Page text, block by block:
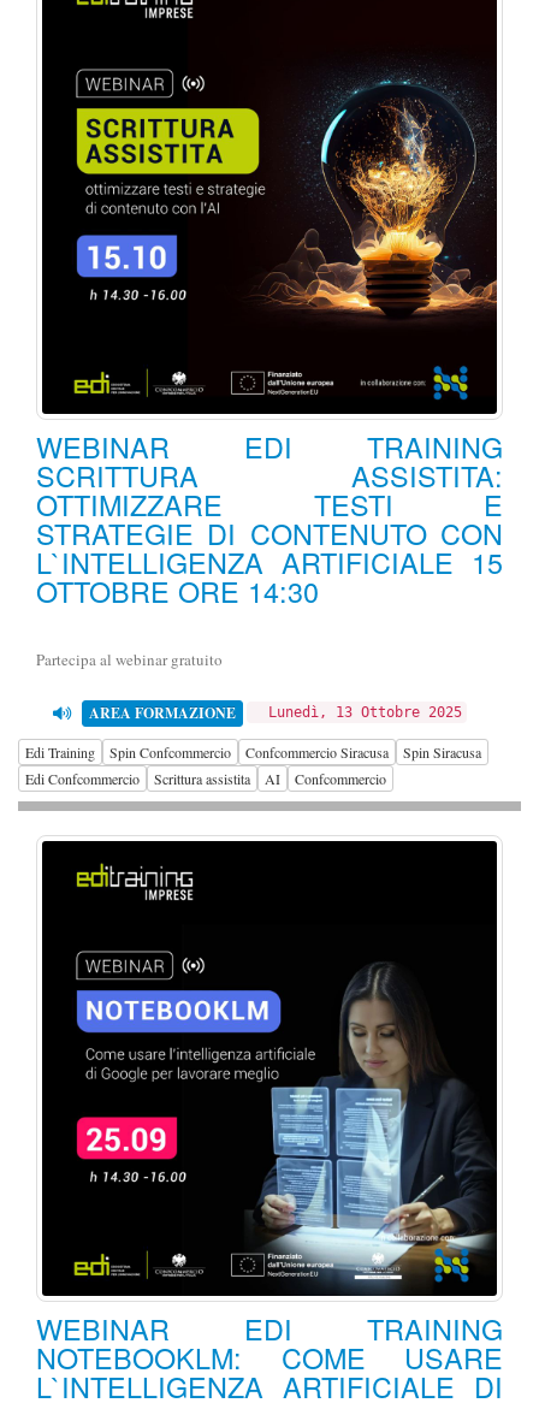
WEBINAR EDI TRAINING
SCRITTURA ASSISTITA:
OTTIMIZZARE TESTI E
STRATEGIE DI CONTENUTO CON
L`INTELLIGENZA ARTIFICIALE 15
OTTOBRE ORE 14:30
Partecipa al webinar gratuito
AREA FORMAZIONE Lunedì, 13 Ottobre 2025
Edi Training Spin Confcommercio Confcommercio Siracusa
Spin Siracusa
Edi Confcommercio
Scrittura assistita AI Confcommercio
WEBINAR EDI TRAINING
NOTEBOOKLM: COME USARE
L`INTELLIGENZA ARTIFICIALE DI